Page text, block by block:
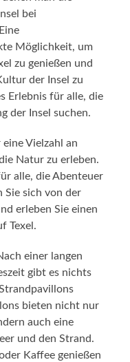
bei
Möglichkeit, um
zu genießen und
der Insel zu
Erlebnis für alle, die
der Insel suchen.
Vielzahl an
Natur zu erleben.
alle, die Abenteuer
Sie sich von der
erleben Sie einen
Texel.
einer langen
gibt es nichts
bieten nicht nur
auch eine
und den Strand.
Kaffee genießen